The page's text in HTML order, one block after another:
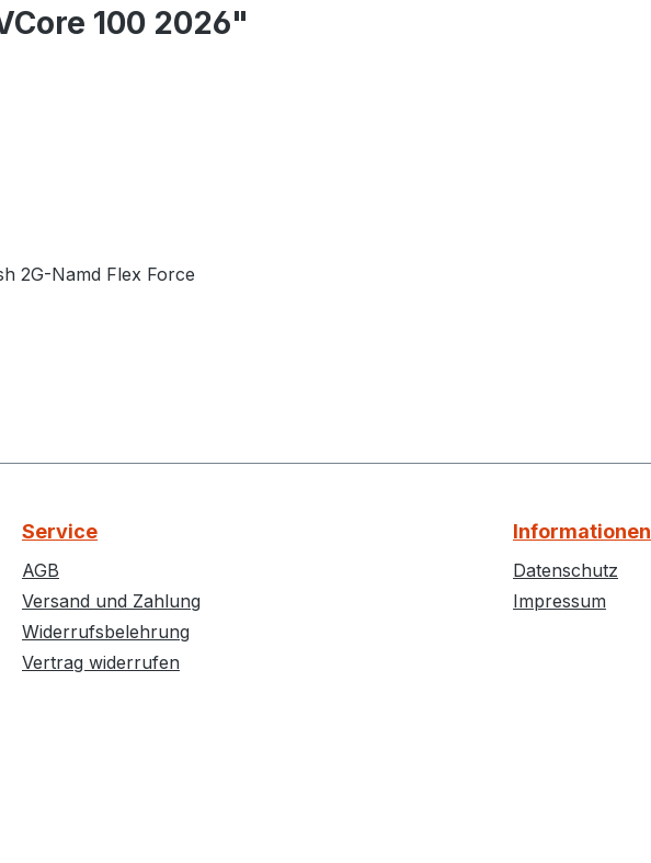
100 2026"
2G-Namd Flex Force
Service
AGB
Versand und Zahlung
Widerrufsbelehrung
Vertrag widerrufen
Informationen
Datenschutz
Impressum